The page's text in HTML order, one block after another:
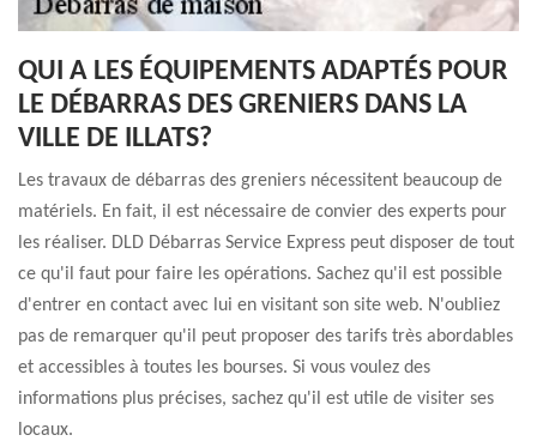
QUI A LES ÉQUIPEMENTS ADAPTÉS POUR
LE DÉBARRAS DES GRENIERS DANS LA
VILLE DE ILLATS?
Les travaux de débarras des greniers nécessitent beaucoup de
matériels. En fait, il est nécessaire de convier des experts pour
les réaliser. DLD Débarras Service Express peut disposer de tout
ce qu'il faut pour faire les opérations. Sachez qu'il est possible
d'entrer en contact avec lui en visitant son site web. N'oubliez
pas de remarquer qu'il peut proposer des tarifs très abordables
et accessibles à toutes les bourses. Si vous voulez des
informations plus précises, sachez qu'il est utile de visiter ses
locaux.